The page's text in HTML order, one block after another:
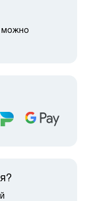
можно